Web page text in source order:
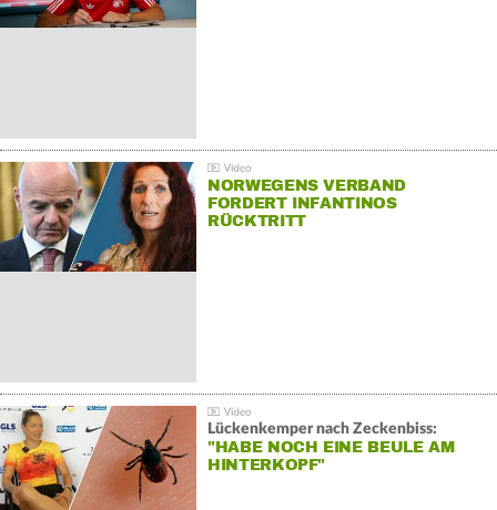
NORWEGENS VERBAND
FORDERT INFANTINOS
RÜCKTRITT
Lückenkemper nach Zeckenbiss:
"HABE NOCH EINE BEULE AM
HINTERKOPF"